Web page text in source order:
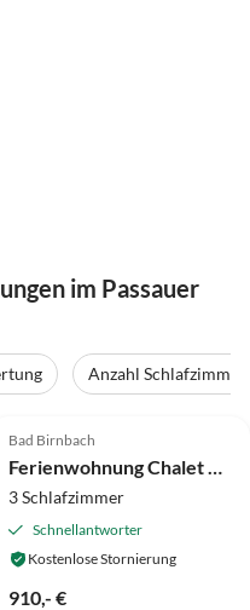
im Passauer
Anzahl Schlafzimmer
Bad Birnbach
3 Schlafzimmer
Schnellantworter
Kostenlose Stornierung
910,- €